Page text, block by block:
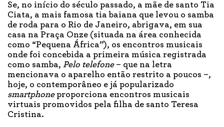
Se, no início do século passado, a mãe de santo Tia
Ciata, a mais famosa tia baiana que levou o samba
de roda para o Rio de Janeiro, abrigava, em sua
casa na Praça Onze (situada na área conhecida
como “Pequena África”), os encontros musicais
onde foi concebida a primeira música registrada
como samba, Pelo telefone– que na letra
mencionava o aparelho então restrito a poucos –,
hoje, o contemporâneo e já popularizado
smartphoneproporciona encontros musicais
virtuais promovidos pela filha de santo Teresa
Cristina.